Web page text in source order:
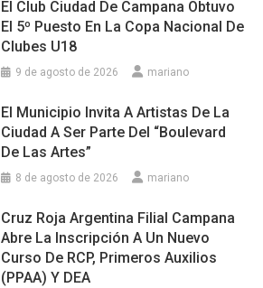
El Club Ciudad De Campana Obtuvo
El 5º Puesto En La Copa Nacional De
Clubes U18
9 de agosto de 2026 mariano
El Municipio Invita A Artistas De La
Ciudad A Ser Parte Del “Boulevard
De Las Artes”
8 de agosto de 2026 mariano
Cruz Roja Argentina Filial Campana
Abre La Inscripción A Un Nuevo
Curso De RCP, Primeros Auxilios
(PPAA) Y DEA